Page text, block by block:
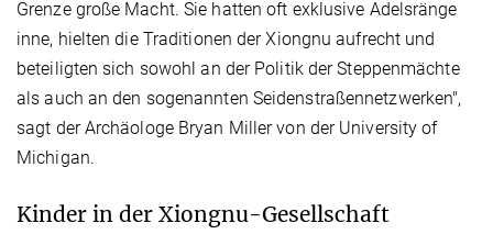
Grenze große Macht. Sie hatten oft exklusive Adelsränge
inne, hielten die Traditionen der Xiongnu aufrecht und
beteiligten sich sowohl an der Politik der Steppenmächte
als auch an den sogenannten Seidenstraßennetzwerken",
sagt der Archäologe Bryan Miller von der University of
Michigan.
Kinder in der Xiongnu-Gesellschaft